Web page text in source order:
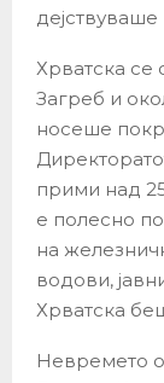
Хрватска се
Загреб и
носеше
прими над
е полесно
на
водови,
Хрватска
Невремето